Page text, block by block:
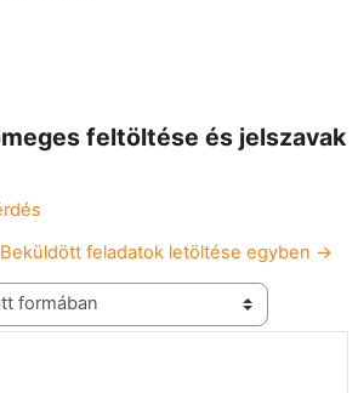
feltöltése és jelszavak
Beküldött feladatok letöltése egyben →